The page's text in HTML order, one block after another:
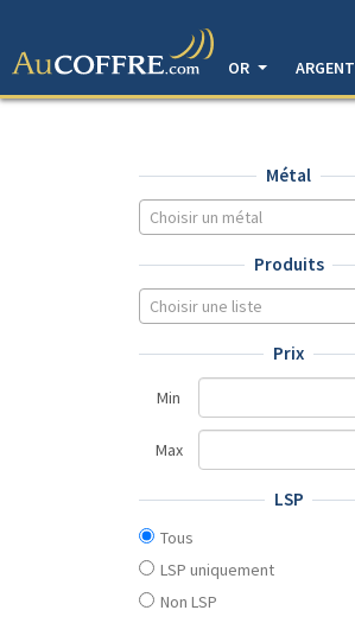
OR
ARGENT
Métal
Choisir un métal
Produits
Choisir une liste
Prix
Min
Max
LSP
Tous
LSP uniquement
Non LSP